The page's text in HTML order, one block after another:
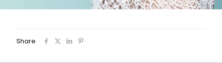
Share